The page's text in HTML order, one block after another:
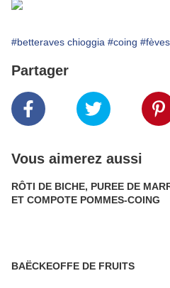
#betteraves chioggia #coing #fèves
Partager
Vous aimerez aussi
RÔTI DE BICHE, PUREE DE
ET COMPOTE POMMES-COING
BAËCKEOFFE DE FRUITS